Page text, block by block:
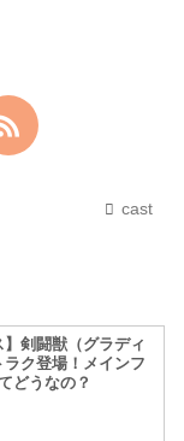
cast
】剣闘獣（グラディ
ク登場！メインフ
どうなの？